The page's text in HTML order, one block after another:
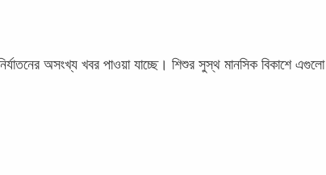
অসংখ্য খবর পাওয়া যাচ্ছে। শিশুর সুস্থ মানসিক বিকাশে এগুলো